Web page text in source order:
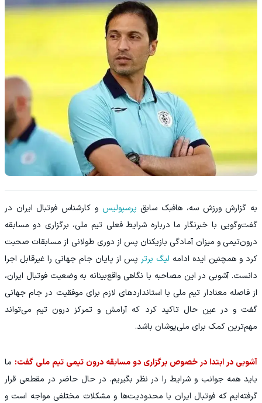
به گزارش ورزش سه، هافبک سابق پرسپولیس و کارشناس فوتبال ایران در
گفت‌وگویی با خبرنگار ما درباره شرایط فعلی تیم ملی، برگزاری دو مسابقه
درون‌تیمی و میزان آمادگی بازیکنان پس از دوری طولانی از مسابقات صحبت
کرد و همچنین ایده ادامه لیگ برتر پس از پایان جام جهانی را غیرقابل اجرا
دانست. آشوبی در این مصاحبه با نگاهی واقع‌بینانه به وضعیت فوتبال ایران،
از فاصله معنادار تیم ملی با استانداردهای لازم برای موفقیت در جام جهانی
گفت و در عین حال تاکید کرد که آرامش و تمرکز درون تیم می‌تواند
مهم‌ترین کمک برای ملی‌پوشان باشد.
آشوبی در ابتدا در خصوص برگزاری دو مسابقه درون تیمی تیم ملی گفت: ما
باید همه جوانب و شرایط را در نظر بگیریم. در حال حاضر در مقطعی قرار
گرفته‌ایم که فوتبال ایران با محدودیت‌ها و مشکلات مختلفی مواجه است و